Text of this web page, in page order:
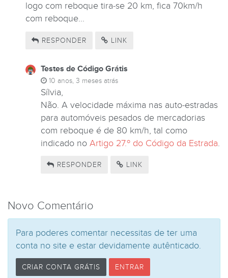
logo com reboque tira-se 20 km, fica 70km/h
com reboque...
RESPONDER LINK
Testes de Código Grátis
10 anos, 3 meses atrás
Sílvia,
Não. A velocidade máxima nas auto-estradas
para automóveis pesados de mercadorias
com reboque é de 80 km/h, tal como
indicado no Artigo 27.º do Código da Estrada.
RESPONDER LINK
Novo Comentário
Para poderes comentar necessitas de ter uma
conta no site e estar devidamente autênticado.
CRIAR CONTA GRÁTIS ENTRAR